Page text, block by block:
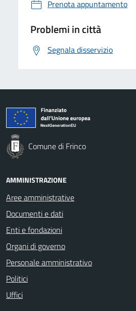
Prenota appuntamento
Problemi in città
Segnala disservizio
Comune di Frinco
AMMINISTRAZIONE
Aree amministrative
Documenti e dati
Enti e fondazioni
Organi di governo
Personale amministrativo
Politici
Uffici